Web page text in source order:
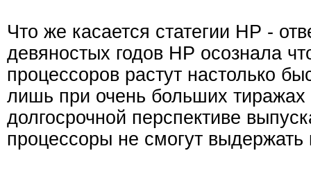
Что же касается статегии HP -
девяностых годов HP осознала
процессоров растут настолько
лишь при очень больших тиражах
долгосрочной перспективе
процессоры не смогут выдержать